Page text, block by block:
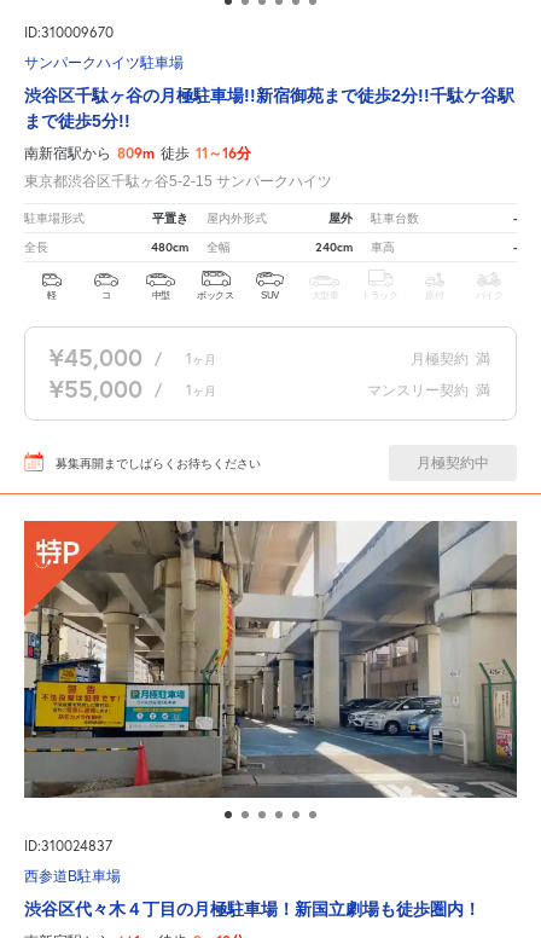
ID:310009670
サンパークハイツ駐車場
渋谷区千駄ヶ谷の月極駐車場!!新宿御苑まで徒歩2分!!千駄ケ谷駅
まで徒歩5分!!
南新宿駅から 809m 徒歩 11～16分
東京都渋谷区千駄ヶ谷5-2-15 サンパークハイツ
駐車場形式 平置き 屋内外形式 屋外 駐車台数 -
全長 480cm 全幅 240cm 車高 -
軽 コ 中型 ボックス SUV 大型車 トラック 原付 バイク
¥45,000 / 1 ヶ月 月極契約 満
¥55,000 / 1 ヶ月 マンスリー契約 満
募集再開までしばらくお待ちください 月極契約中
ID:310024837
西参道B駐車場
渋谷区代々木４丁目の月極駐車場！新国立劇場も徒歩圏内！